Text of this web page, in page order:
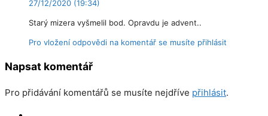
27/12/2020 (19:34)
Starý mizera vyšmelil bod. Opravdu je advent..
Pro vložení odpovědi na komentář se musíte přihlásit
Napsat komentář
Pro přidávání komentářů se musíte nejdříve přihlásit.